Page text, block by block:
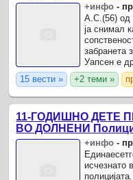
+инфо -
А.С.(56) од
ја снимал
забранета
Уапсен е
снимал
15 вести » +2 теми »
11-ГОДИШНО ДЕТЕ
ВО ДОЛНЕНИ
+инфо -
исчезнато